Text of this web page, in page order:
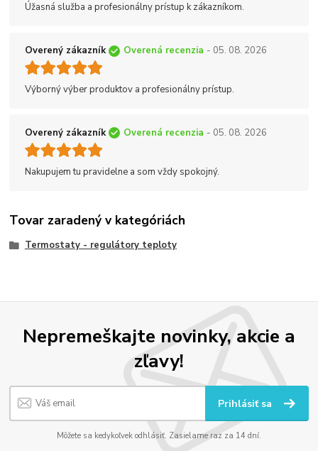
Úžasná služba a profesionálny prístup k zákazníkom.
Overený zákazník Overená recenzia - 05. 08. 2026
Výborný výber produktov a profesionálny prístup.
Overený zákazník Overená recenzia - 05. 08. 2026
Nakupujem tu pravidelne a som vždy spokojný.
Tovar zaradený v kategóriách
Termostaty - regulátory teploty
Nepremeškajte novinky, akcie a
zľavy!
Prihlásiť sa
Môžete sa kedykoľvek odhlásiť. Zasielame raz za 14 dní.